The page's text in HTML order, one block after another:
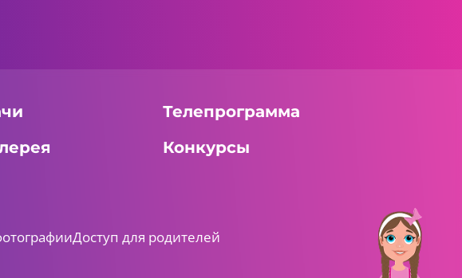
Телепрограмма
Конкурсы
Доступ для родителей